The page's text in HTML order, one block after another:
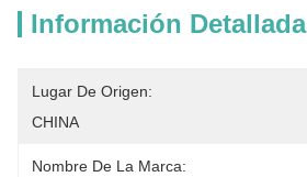
Información Detallada
Lugar De Origen:
CHINA
Nombre De La Marca: